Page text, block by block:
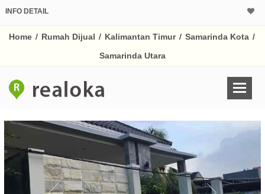
INFO DETAIL
Home / Rumah Dijual / Kalimantan Timur / Samarinda Kota /
Samarinda Utara
Harga Rp
% /th
Untuk hasil simulasi
pada kotak-